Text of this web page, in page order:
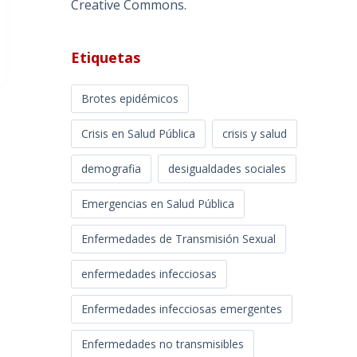
Creative Commons.
Etiquetas
Brotes epidémicos
Crisis en Salud Pública crisis y salud
demografia desigualdades sociales
Emergencias en Salud Pública
Enfermedades de Transmisión Sexual
enfermedades infecciosas
Enfermedades infecciosas emergentes
Enfermedades no transmisibles